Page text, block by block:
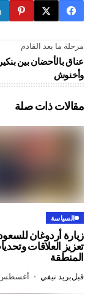
القادم
بين بنكيران
صلة
للسعودية:
وتحديات
أغسطس 7, 2026